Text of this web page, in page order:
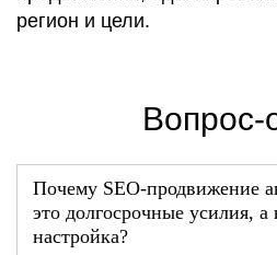
регион и цели.
Вопрос-
Почему SEO-продвижение
это долгосрочные усилия, а
настройка?